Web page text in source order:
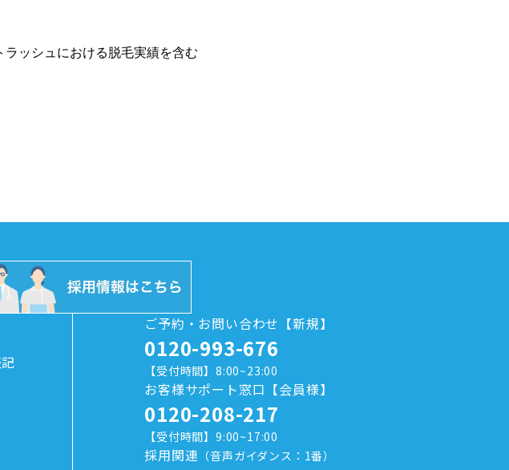
ッシュにおける脱毛実績を含む
ご予約・お問い合わせ【新規】
0120-993-676
【受付時間】8:00~23:00
お客様サポート窓口【会員様】
0120-208-217
【受付時間】9:00~17:00
採用関連 （音声ガイダンス：1番）